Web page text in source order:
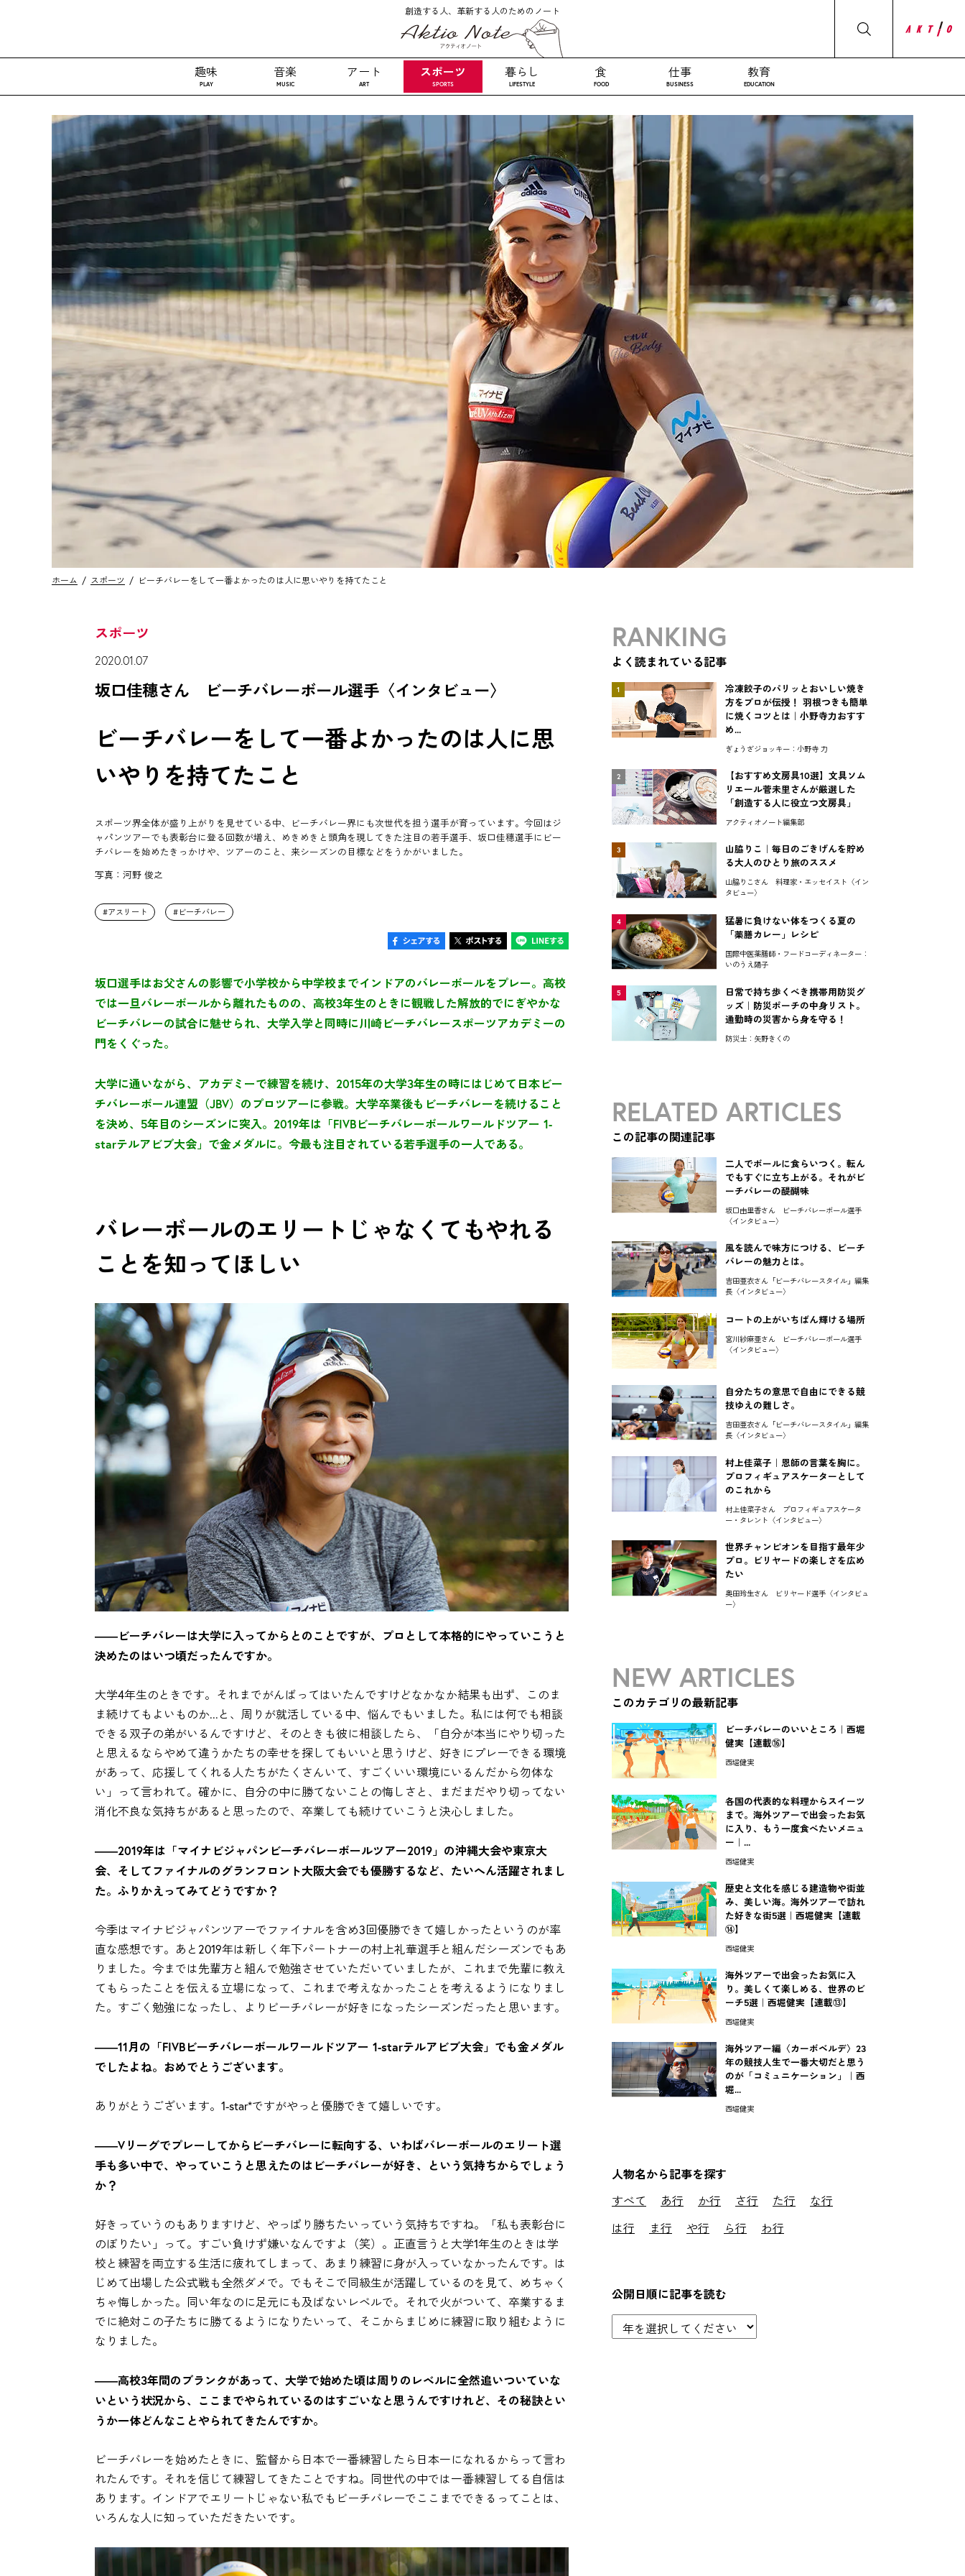
創造する人、革新する人のためのノート
趣味
PLAY
音楽
MUSIC
アート
ART
スポーツ
SPORTS
暮らし
LIFESTYLE
食
FOOD
仕事
BUSINESS
教育
EDUCATION
ホーム スポーツ ビーチバレーをして一番よかったのは人に思いやりを持てたこと
スポーツ
2020.01.07
坂口佳穗さん ビーチバレーボール選手〈インタビュー〉
ビーチバレーをして一番よかったのは人に思
いやりを持てたこと
スポーツ界全体が盛り上がりを見せている中、ビーチバレー界にも次世代を担う選手が育っています。今回はジ
ャパンツアーでも表彰台に登る回数が増え、めきめきと頭角を現してきた注目の若手選手、坂口佳穗選手にビー
チバレーを始めたきっかけや、ツアーのこと、来シーズンの目標などをうかがいました。
写真：河野 俊之
アスリート ビーチバレー
坂口選手はお父さんの影響で小学校から中学校までインドアのバレーボールをプレー。高校
では一旦バレーボールから離れたものの、高校3年生のときに観戦した解放的でにぎやかな
ビーチバレーの試合に魅せられ、大学入学と同時に川崎ビーチバレースポーツアカデミーの
門をくぐった。
大学に通いながら、アカデミーで練習を続け、2015年の大学3年生の時にはじめて日本ビー
チバレーボール連盟（JBV）のプロツアーに参戦。大学卒業後もビーチバレーを続けること
を決め、5年目のシーズンに突入。2019年は「FIVBビーチバレーボールワールドツアー 1-
starテルアビブ大会」で金メダルに。今最も注目されている若手選手の一人である。
バレーボールのエリートじゃなくてもやれる
ことを知ってほしい
――ビーチバレーは大学に入ってからとのことですが、プロとして本格的にやっていこうと
決めたのはいつ頃だったんですか。
大学4年生のときです。それまでがんばってはいたんですけどなかなか結果も出ず、このま
ま続けてもよいものか...と、周りが就活している中、悩んでもいました。私には何でも相談
できる双子の弟がいるんですけど、そのときも彼に相談したら、「自分が本当にやり切った
と思えるならやめて違うかたちの幸せを探してもいいと思うけど、好きにプレーできる環境
があって、応援してくれる人たちがたくさんいて、すごくいい環境にいるんだから勿体な
い」って言われて。確かに、自分の中に勝てないことの悔しさと、まだまだやり切ってない
消化不良な気持ちがあると思ったので、卒業しても続けていこうと決心しました。
――2019年は「マイナビジャパンビーチバレーボールツアー2019」の沖縄大会や東京大
会、そしてファイナルのグランフロント大阪大会でも優勝するなど、たいへん活躍されまし
た。ふりかえってみてどうですか？
今季はマイナビジャパンツアーでファイナルを含め3回優勝できて嬉しかったというのが率
直な感想です。あと2019年は新しく年下パートナーの村上礼華選手と組んだシーズンでもあ
りました。今までは先輩方と組んで勉強させていただいていましたが、これまで先輩に教え
てもらったことを伝える立場になって、これまで考えなかったことを考えるようになりまし
た。すごく勉強になったし、よりビーチバレーが好きになったシーズンだったと思います。
――11月の「FIVBビーチバレーボールワールドツアー 1-starテルアビブ大会」でも金メダル
でしたよね。おめでとうございます。
ありがとうございます。1-star*ですがやっと優勝できて嬉しいです。
――Vリーグでプレーしてからビーチバレーに転向する、いわばバレーボールのエリート選
手も多い中で、やっていこうと思えたのはビーチバレーが好き、という気持ちからでしょう
か？
好きっていうのもありますけど、やっぱり勝ちたいっていう気持ちですね。「私も表彰台に
のぼりたい」って。すごい負けず嫌いなんですよ（笑）。正直言うと大学1年生のときは学
校と練習を両立する生活に疲れてしまって、あまり練習に身が入っていなかったんです。は
じめて出場した公式戦も全然ダメで。でもそこで同級生が活躍しているのを見て、めちゃく
ちゃ悔しかった。同い年なのに足元にも及ばないレベルで。それで火がついて、卒業するま
でに絶対この子たちに勝てるようになりたいって、そこからまじめに練習に取り組むように
なりました。
――高校3年間のブランクがあって、大学で始めた頃は周りのレベルに全然追いついていな
いという状況から、ここまでやられているのはすごいなと思うんですけれど、その秘訣とい
うか一体どんなことやられてきたんですか。
ビーチバレーを始めたときに、監督から日本で一番練習したら日本一になれるからって言わ
れたんです。それを信じて練習してきたことですね。同世代の中では一番練習してる自信は
あります。インドアでエリートじゃない私でもビーチバレーでここまでできるってことは、
いろんな人に知っていただきたいです。
RANKING
よく読まれている記事
1
冷凍餃子のパリッとおいしい焼き
方をプロが伝授！ 羽根つきも簡単
に焼くコツとは｜小野寺力おすす
め...
ぎょうざジョッキー：小野寺 力
2
【おすすめ文房具10選】文具ソム
リエール菅未里さんが厳選した
「創造する人に役立つ文房具」
アクティオノート編集部
3
山脇りこ｜毎日のごきげんを貯め
る大人のひとり旅のススメ
山脇りこさん 料理家・エッセイスト〈イン
タビュー〉
4
猛暑に負けない体をつくる夏の
「薬膳カレー」レシピ
国際中医薬膳師・フードコーディネーター：
いのうえ陽子
5
日常で持ち歩くべき携帯用防災グ
ッズ｜防災ポーチの中身リスト。
通勤時の災害から身を守る！
防災士：矢野きくの
RELATED ARTICLES
この記事の関連記事
二人でボールに食らいつく。転ん
でもすぐに立ち上がる。それがビ
ーチバレーの醍醐味
坂口由里香さん ビーチバレーボール選手
〈インタビュー〉
風を読んで味方につける、ビーチ
バレーの魅力とは。
吉田亜衣さん「ビーチバレースタイル」編集
長〈インタビュー〉
コートの上がいちばん輝ける場所
宮川紗麻亜さん ビーチバレーボール選手
〈インタビュー〉
自分たちの意思で自由にできる競
技ゆえの難しさ。
吉田亜衣さん「ビーチバレースタイル」編集
長〈インタビュー〉
村上佳菜子｜恩師の言葉を胸に。
プロフィギュアスケーターとして
のこれから
村上佳菜子さん プロフィギュアスケータ
ー・タレント〈インタビュー〉
世界チャンピオンを目指す最年少
プロ。ビリヤードの楽しさを広め
たい
奥田玲生さん ビリヤード選手〈インタビュ
ー〉
NEW ARTICLES
このカテゴリの最新記事
ビーチバレーのいいところ｜西堀
健実【連載⑯】
西堀健実
各国の代表的な料理からスイーツ
まで。海外ツアーで出会ったお気
に入り、もう一度食べたいメニュ
ー｜...
西堀健実
歴史と文化を感じる建造物や街並
み、美しい海。海外ツアーで訪れ
た好きな街5選｜西堀健実【連載
⑭】
西堀健実
海外ツアーで出会ったお気に入
り。美しくて楽しめる、世界のビ
ーチ5選｜西堀健実【連載⑬】
西堀健実
海外ツアー編〈カーボベルデ〉23
年の競技人生で一番大切だと思う
のが「コミュニケーション」｜西
堀...
西堀健実
人物名から記事を探す
すべて あ行 か行 さ行 た行
な行
は行
ま行 や行 ら行 わ行
公開日順に記事を読む